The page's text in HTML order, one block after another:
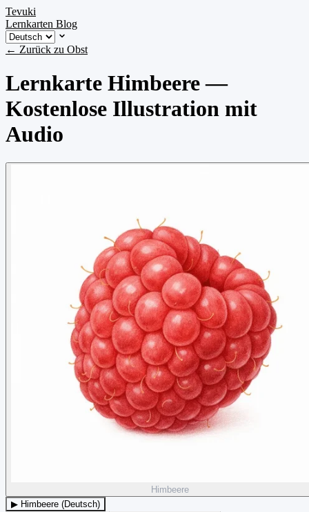
Tevuki
Lernkarten Blog
← Zurück zu Obst
Lernkarte Himbeere —
Kostenlose Illustration mit
Audio
Himbeere
▶ Himbeere (Deutsch)